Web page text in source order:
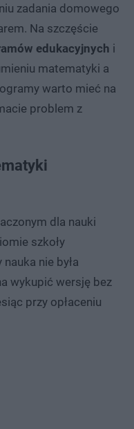
zadania domowego
Na szczęście
edukacyjnych i
matematyki a
warto mieć na
problem z
dla nauki
szkoły
nie była
wykupić wersję bez
przy opłaceniu